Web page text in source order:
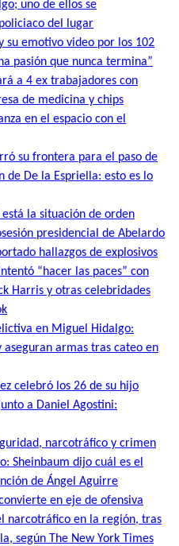
uno de ellos se
del lugar
su emotivo video por los 102
pasión que nunca termina”
a 4 ex trabajadores con
de medicina y chips
en el espacio con el
su frontera para el paso de
de De la Espriella: esto es lo
está la situación de orden
presidencial de Abelardo
hallazgos de explosivos
“hacer las paces” con
Harris y otras celebridades
en Miguel Hidalgo:
aseguran armas tras cateo en
celebró los 26 de su hijo
a Daniel Agostini:
narcotráfico y crimen
Sheinbaum dijo cuál es el
de Ángel Aguirre
en eje de ofensiva
narcotráfico en la región, tras
según The New York Times